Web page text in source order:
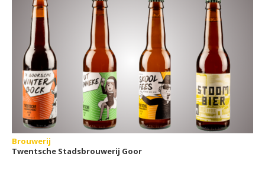
Brouwerij
Twentsche Stadsbrouwerij Goor